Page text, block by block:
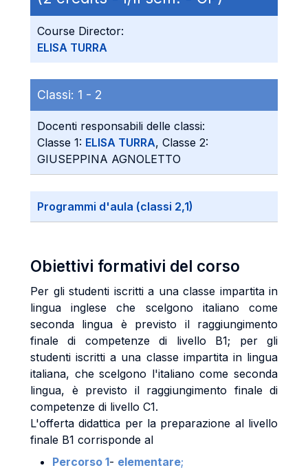
Course Director:
ELISA TURRA
Classi: 1 - 2
Docenti responsabili delle classi:
Classe 1: ELISA TURRA, Classe 2:
GIUSEPPINA AGNOLETTO
Programmi d'aula (classi 2,1)
Obiettivi formativi del corso
Per gli studenti iscritti a una classe impartita in
lingua inglese che scelgono italiano come
seconda lingua è previsto il raggiungimento
finale di competenze di livello B1; per gli
studenti iscritti a una classe impartita in lingua
italiana, che scelgono l'italiano come seconda
lingua, è previsto il raggiungimento finale di
competenze di livello C1.
L'offerta didattica per la preparazione al livello
finale B1 corrisponde al
Percorso 1- elementare;